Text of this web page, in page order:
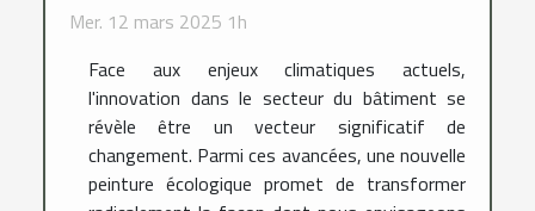
Mer. 12 mars 2025 1h
Face aux enjeux climatiques actuels,
l'innovation dans le secteur du bâtiment se
révèle être un vecteur significatif de
changement. Parmi ces avancées, une nouvelle
peinture écologique promet de transformer